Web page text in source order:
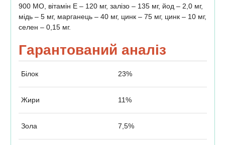
900 МО, вітамін E – 120 мг, залізо – 135 мг, йод – 2,0 мг,
мідь – 5 мг, марганець – 40 мг, цинк – 75 мг, цинк – 10 мг,
селен – 0,15 мг.
Гарантований аналіз
Білок 23%
Жири 11%
Зола 7,5%